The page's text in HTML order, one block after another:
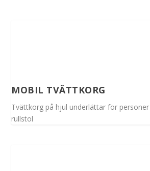
MOBIL TVÄTTKORG
Tvättkorg på hjul underlättar för
rullstol